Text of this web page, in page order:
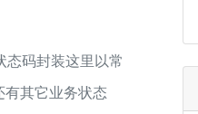
态码封装这里以常
其它业务状态